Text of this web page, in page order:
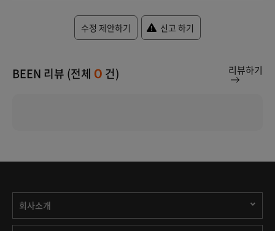
수정 제안하기 신고 하기
BEEN 리뷰 (전체 0 건) 리뷰하기
회사소개